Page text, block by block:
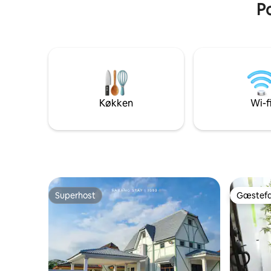
Køkken Wi-fi
Superhost
Superhost